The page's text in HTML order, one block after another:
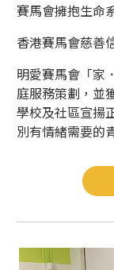
賽馬會擁抱生命
香港賽馬會慈善
明愛賽馬會「家
庭服務策劃，並
學校及社區宣揚
別有情緒需要的